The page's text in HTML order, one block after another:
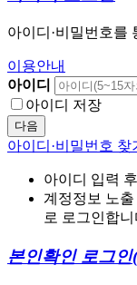
아이디·비밀번호를
이용안내
아이디
아이디 저장
다음
아이디·비밀번호 찾
아이디 입력 후
계정정보 노출
로 로그인합니
본인확인 로그인